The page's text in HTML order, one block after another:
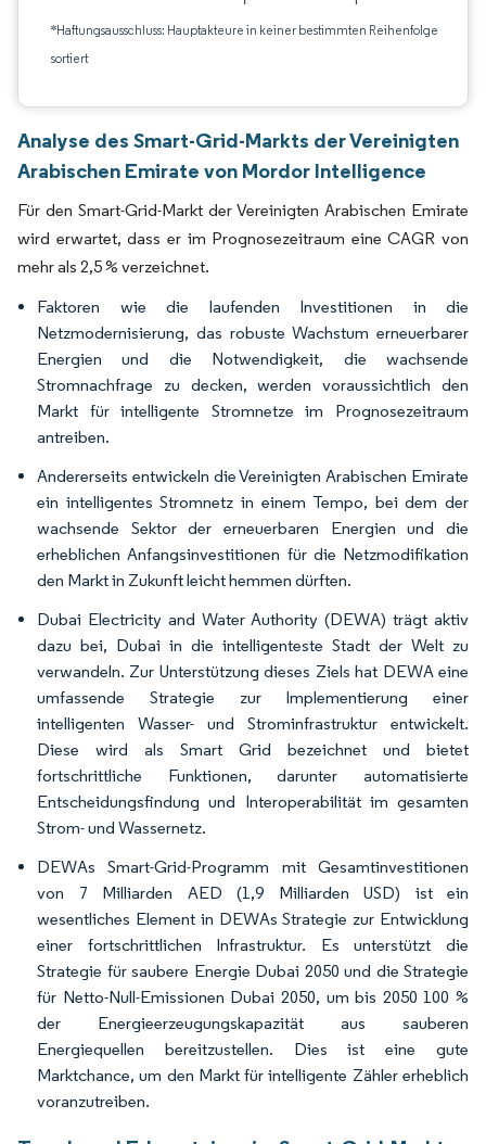
*Haftungsausschluss: Hauptakteure in keiner bestimmten Reihenfolge
sortiert
Analyse des Smart-Grid-Markts der Vereinigten
Arabischen Emirate von Mordor Intelligence
Für den Smart-Grid-Markt der Vereinigten Arabischen Emirate
wird erwartet, dass er im Prognosezeitraum eine CAGR von
mehr als 2,5 % verzeichnet.
Faktoren wie die laufenden Investitionen in die
Netzmodernisierung, das robuste Wachstum erneuerbarer
Energien und die Notwendigkeit, die wachsende
Stromnachfrage zu decken, werden voraussichtlich den
Markt für intelligente Stromnetze im Prognosezeitraum
antreiben.
Andererseits entwickeln die Vereinigten Arabischen Emirate
ein intelligentes Stromnetz in einem Tempo, bei dem der
wachsende Sektor der erneuerbaren Energien und die
erheblichen Anfangsinvestitionen für die Netzmodifikation
den Markt in Zukunft leicht hemmen dürften.
Dubai Electricity and Water Authority (DEWA) trägt aktiv
dazu bei, Dubai in die intelligenteste Stadt der Welt zu
verwandeln. Zur Unterstützung dieses Ziels hat DEWA eine
umfassende Strategie zur Implementierung einer
intelligenten Wasser- und Strominfrastruktur entwickelt.
Diese wird als Smart Grid bezeichnet und bietet
fortschrittliche Funktionen, darunter automatisierte
Entscheidungsfindung und Interoperabilität im gesamten
Strom- und Wassernetz.
DEWAs Smart-Grid-Programm mit Gesamtinvestitionen
von 7 Milliarden AED (1,9 Milliarden USD) ist ein
wesentliches Element in DEWAs Strategie zur Entwicklung
einer fortschrittlichen Infrastruktur. Es unterstützt die
Strategie für saubere Energie Dubai 2050 und die Strategie
für Netto-Null-Emissionen Dubai 2050, um bis 2050 100 %
der Energieerzeugungskapazität aus sauberen
Energiequellen bereitzustellen. Dies ist eine gute
Marktchance, um den Markt für intelligente Zähler erheblich
voranzutreiben.